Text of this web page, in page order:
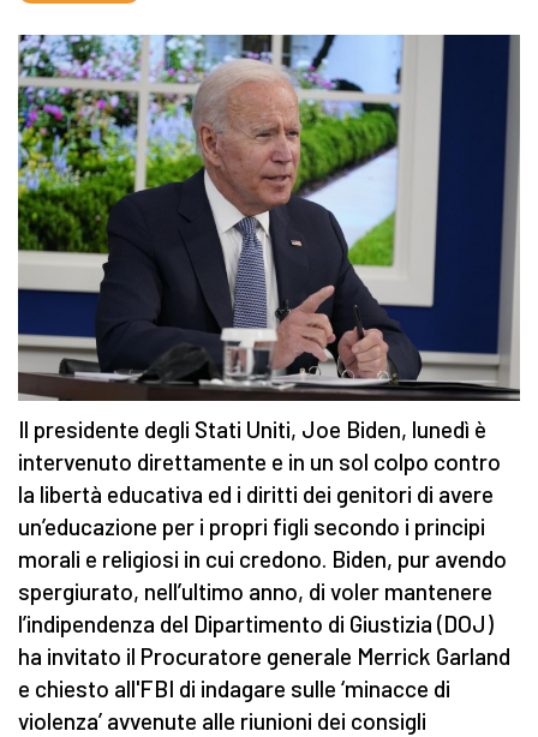
Il presidente degli Stati Uniti, Joe Biden, lunedì è
intervenuto direttamente e in un sol colpo contro
la libertà educativa ed i diritti dei genitori di avere
un’educazione per i propri figli secondo i principi
morali e religiosi in cui credono. Biden, pur avendo
spergiurato, nell’ultimo anno, di voler mantenere
l’indipendenza del Dipartimento di Giustizia (DOJ)
ha invitato il Procuratore generale Merrick Garland
e chiesto all'FBI di indagare sulle ‘minacce di
violenza’ avvenute alle riunioni dei consigli